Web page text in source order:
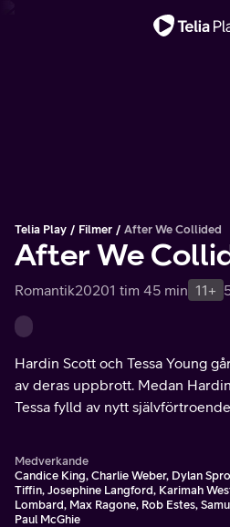
Telia Play Filmer After We Collided
After We
Romantik20201 tim 45 min 11+
Hardin Scott och Tessa Young
av deras uppbrott. Medan
Tessa fylld av nytt
Medverkande
Candice King, Charlie Weber, Dylan
Tiffin, Josephine Langford, Karimah
Lombard, Max Ragone, Rob Estes,
Paul McGhie